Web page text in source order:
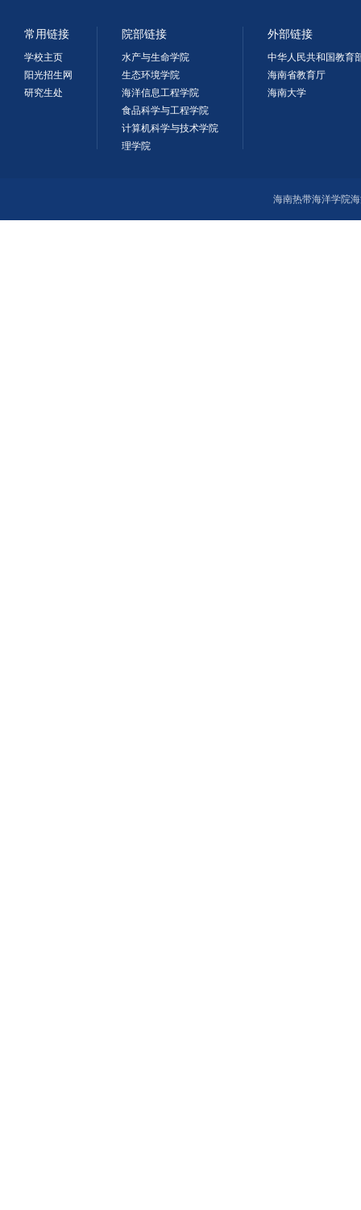
常用链接
学校主页
阳光招生网
研究生处
院部链接
水产与生命学院
生态环境学院
海洋信息工程学院
食品科学与工程学院
计算机科学与技术学院
理学院
外部链接
中华人民共和国教育
海南省教育厅
海南大学
海南热带海洋学院